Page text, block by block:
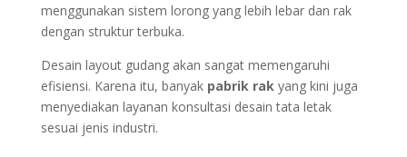
menggunakan sistem lorong yang lebih lebar dan rak
dengan struktur terbuka.
Desain layout gudang akan sangat memengaruhi
efisiensi. Karena itu, banyak pabrik rakyang kini juga
menyediakan layanan konsultasi desain tata letak
sesuai jenis industri.